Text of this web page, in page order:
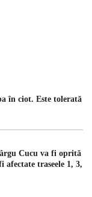
în ciot. Este tolerată
Cucu va fi oprită
traseele 1, 3,